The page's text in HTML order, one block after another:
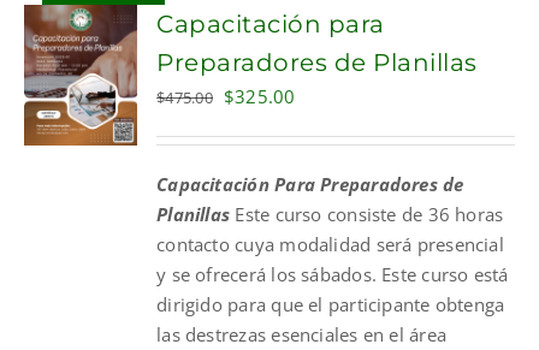
ADD TO
CART
Capacitación para
Preparadores de Planillas
$475.00 Original
$475.00.
$325.00
$325.00.
Capacitación Para Preparadores de
Planillas Este curso consiste de 36 horas
contacto cuya modalidad será presencial
y se ofrecerá los sábados. Este curso está
dirigido para que el participante obtenga
las destrezas esenciales en el área